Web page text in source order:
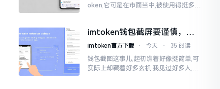
oken,它可是在市面当中,被使用得挺多的
imtoken钱包截屏要谨慎，别
把隐私当儿戏
imtoken官方下载 ⋅ 今天 ⋅ 35 阅读
钱包截图这事儿,起初瞧着好像挺简单,可
实际上却藏着好多玄机,我见过好多人,总